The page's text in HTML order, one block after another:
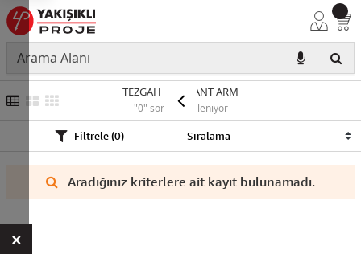
TEZGAH ALTI BANT ARM
"0" sonuç listeleniyor
Filtrele (0)
Aradığınız kriterlere ait kayıt bulunamadı.
×